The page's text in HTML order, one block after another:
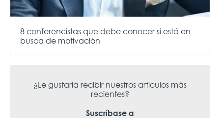
8 conferencistas que debe conocer si está en
busca de motivación
¿Le gustaría recibir nuestros artículos más
recientes?
Suscríbase a